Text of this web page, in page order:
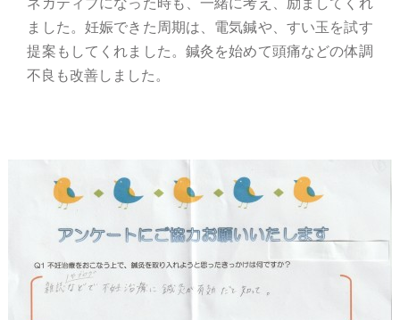
ネガティブになった時も、一緒に考え、励ましてくれ
ました。妊娠できた周期は、電気鍼や、すい玉を試す
提案もしてくれました。鍼灸を始めて頭痛などの体調
不良も改善しました。